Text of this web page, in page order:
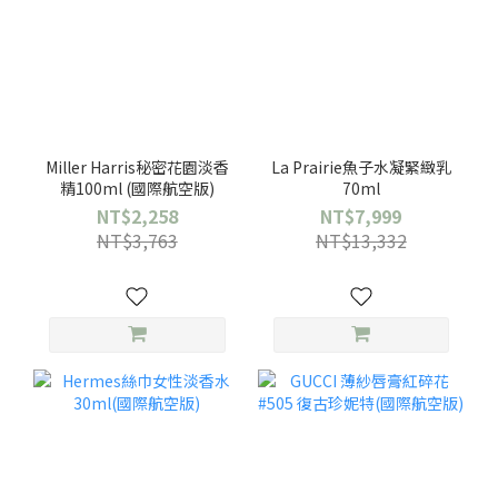
Miller Harris秘密花園淡香
精100ml (國際航空版)
NT$2,258
NT$3,763
La Prairie魚子水凝緊緻乳
70ml
NT$7,999
NT$13,332